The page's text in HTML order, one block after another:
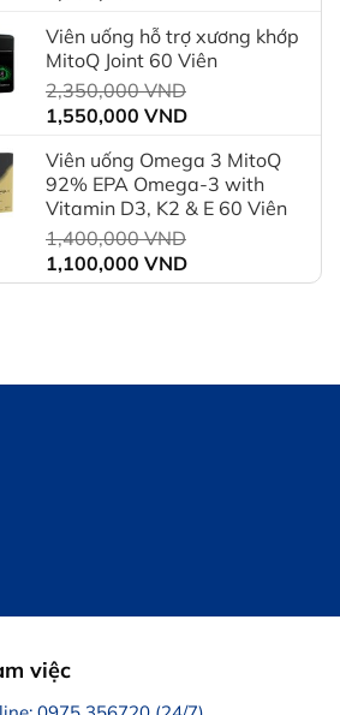
2,350,000 VND.
tại
là:
Viên uống hỗ trợ xương khớp
MitoQ Joint 60 Viên
2,350,000VND
2,350,000 VND.
1,550,000 VNDGiá
tại
là:
1,550,000 VND.
Viên uống Omega 3 MitoQ
92% EPA Omega-3 with
Vitamin D3, K2 & E 60 Viên
1,400,000VND
là:
1,100,000 VNDGiá
hiện
việc